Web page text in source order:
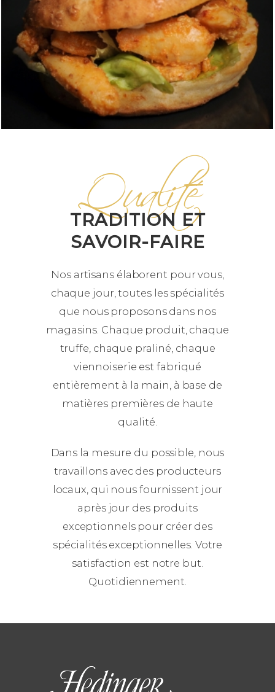
Qualité
TRADITION ET
SAVOIR-FAIRE
Nos artisans élaborent pour vous,
chaque jour, toutes les spécialités
que nous proposons dans nos
magasins. Chaque produit, chaque
truffe, chaque praliné, chaque
viennoiserie est fabriqué
entièrement à la main, à base de
matières premières de haute
qualité.
Dans la mesure du possible, nous
travaillons avec des producteurs
locaux, qui nous fournissent jour
après jour des produits
exceptionnels pour créer des
spécialités exceptionnelles. Votre
satisfaction est notre but.
Quotidiennement.